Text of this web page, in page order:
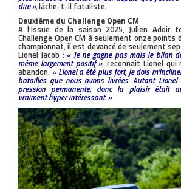
dire »,lâche-t-il fataliste.
Deuxième du Challenge Open CM
A l’issue de la saison 2025, Julien Adoir
Challenge Open CM à seulement onze points
championnat, il est devancé de seulement
Lionel Jacob : « Je ne gagne pas mais le bilan
même largement positif », reconnait Lionel qui
abandon.« Lionel a été plus fort, je dois
batailles que nous avons livrées. Autant
pression permanente, donc la plaisir était au
vraiment hyper intéressant. »